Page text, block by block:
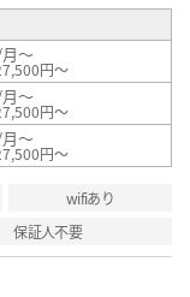
～
円～
～
円～
～
円～
wifiあり
保証人不要